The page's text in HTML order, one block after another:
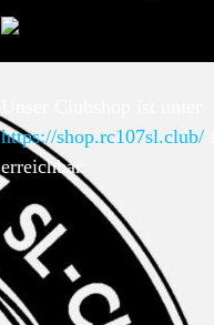
https://shop.rc107sl.club/
erreichbar.